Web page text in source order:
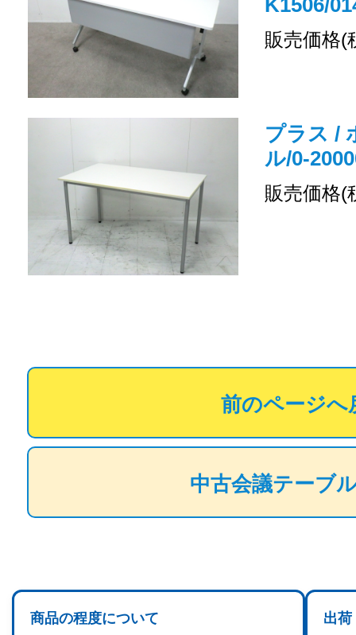
販売価格(
プラス /
ル/0-
販売価格(
前のページへ
中古会議テーブ
商品の程度について 出荷